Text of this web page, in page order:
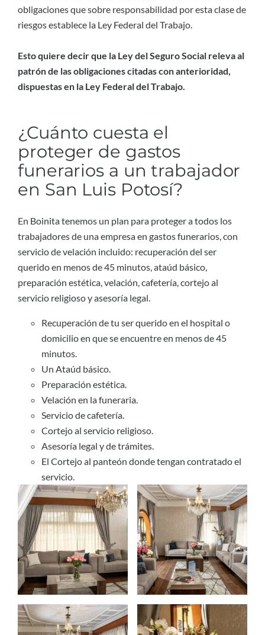
obligaciones que sobre responsabilidad por esta clase de
riesgos establece la Ley Federal del Trabajo.
Esto quiere decir que la Ley del Seguro Social releva al
patrón de las obligaciones citadas con anterioridad,
dispuestas en la Ley Federal del Trabajo.
¿Cuánto cuesta el
proteger de gastos
funerarios a un trabajador
en San Luis Potosí?
En Boinita tenemos un plan para proteger a todos los
trabajadores de una empresa en gastos funerarios, con
servicio de velación incluido: recuperación del ser
querido en menos de 45 minutos, ataúd básico,
preparación estética, velación, cafetería, cortejo al
servicio religioso y asesoría legal.
Recuperación de tu ser querido en el hospital o
domicilio en que se encuentre en menos de 45
minutos.
Un Ataúd básico.
Preparación estética.
Velación en la funeraria.
Servicio de cafetería.
Cortejo al servicio religioso.
Asesoría legal y de trámites.
El Cortejo al panteón donde tengan contratado el
servicio.